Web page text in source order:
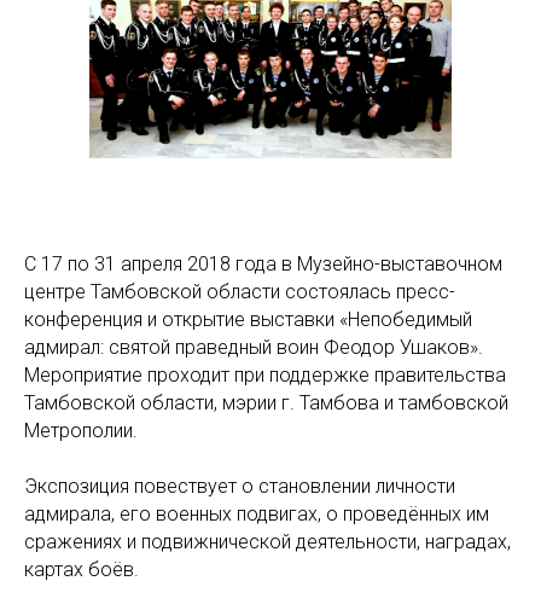
С 17 по 31 апреля 2018 года в Музейно-выставочном
центре Тамбовской области состоялась пресс-
конференция и открытие выставки «Непобедимый
адмирал: святой праведный воин Феодор Ушаков».
Мероприятие проходит при поддержке правительства
Тамбовской области, мэрии г. Тамбова и тамбовской
Метрополии.
Экспозиция повествует о становлении личности
адмирала, его военных подвигах, о проведённых им
сражениях и подвижнической деятельности, наградах,
картах боёв.